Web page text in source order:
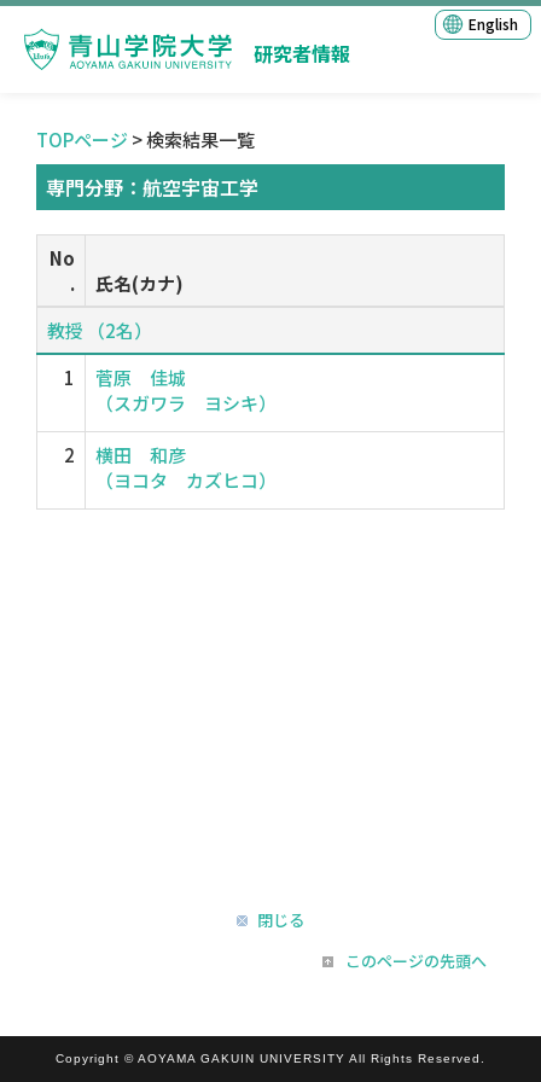
研究者情報
English
TOPページ > 検索結果一覧
専門分野：航空宇宙工学
No
.
氏名(カナ)
教授 （2名）
1
菅原 佳城
（スガワラ ヨシキ）
2
横田 和彦
（ヨコタ カズヒコ）
閉じる
このページの先頭へ
Copyright © AOYAMA GAKUIN UNIVERSITY All Rights Reserved.